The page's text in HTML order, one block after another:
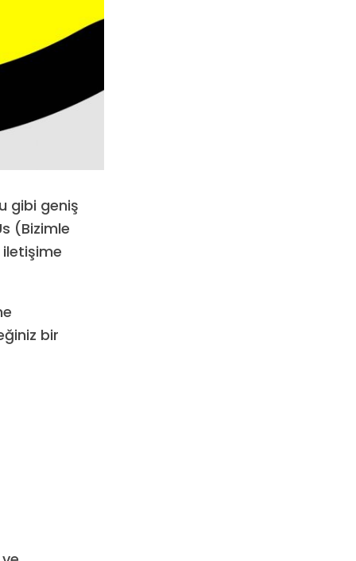
gibi geniş
(Bizimle
iletişime
bir